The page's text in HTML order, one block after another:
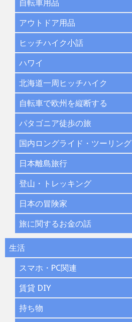
自転車用品
アウトドア用品
ヒッチハイク小話
ハワイ
北海道一周ヒッチハイク
自転車で欧州を縦断する
パタゴニア徒歩の旅
国内ロングライド・ツーリング
日本離島旅行
登山・トレッキング
日本の冒険家
旅に関するお金の話
生活
スマホ・PC関連
賃貸 DIY
持ち物